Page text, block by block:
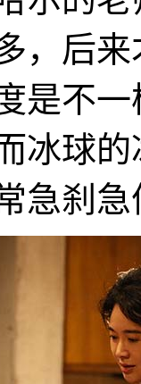
，后
是不
冰球
急刹